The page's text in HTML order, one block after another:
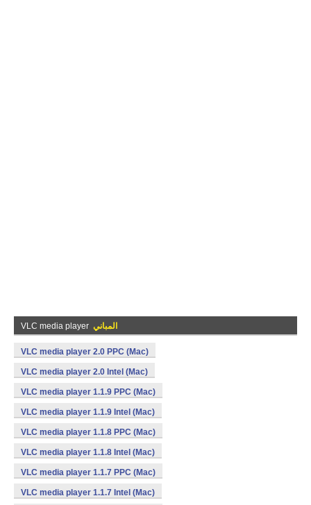
VLC media player المباني
VLC media player 2.0 PPC (Mac)
VLC media player 2.0 Intel (Mac)
VLC media player 1.1.9 PPC (Mac)
VLC media player 1.1.9 Intel (Mac)
VLC media player 1.1.8 PPC (Mac)
VLC media player 1.1.8 Intel (Mac)
VLC media player 1.1.7 PPC (Mac)
VLC media player 1.1.7 Intel (Mac)